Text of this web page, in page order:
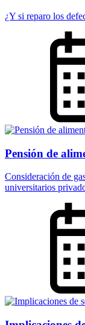
¿Y si reparo los
Pensión de
Consideración de
universitarios